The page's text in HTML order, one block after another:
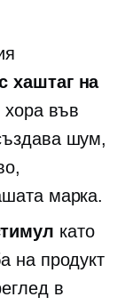
хаштаг на
хора във
шум,
марка.
като
на продукт
в